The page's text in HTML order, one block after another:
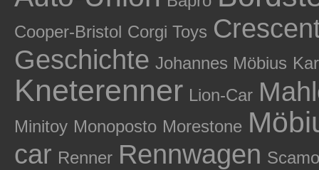
Cooper-Bristol Corgi Toys
Geschichte Johannes Möbius
Kneterenner Lion-Car
Minitoy Monoposto Morestone
car Renner Rennwagen